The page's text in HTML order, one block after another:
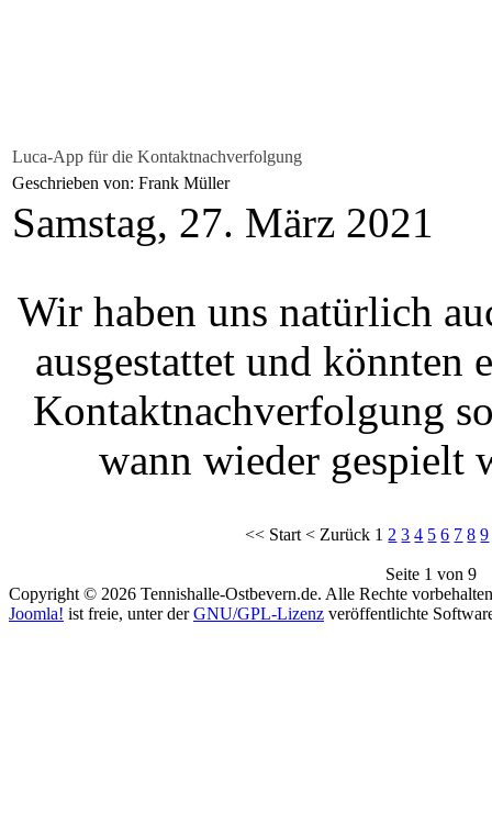
Luca-App für die Kontaktnachverfolgung
Geschrieben von: Frank Müller
Samstag, 27. März 2021
Wir haben uns natürlich
ausgestattet und könnten
Kontaktnachverfolgung
wann wieder
<< Start < Zurück 1 2 3 4 5 6 7 8 9
Seite 1 von 9
Copyright © 2026 Tennishalle-Ostbevern.de. Alle Rechte
Joomla! ist freie, unter derGNU/GPL-Lizenz veröffentlichte